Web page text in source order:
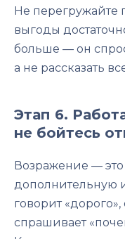
Не перегружайте
выгоды
больше — он
а не рассказать
Этап 6.
не бойтесь
Возражение — это
дополнительную
говорит
спрашивает